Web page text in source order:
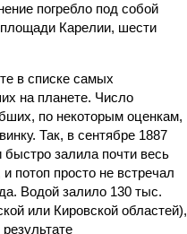
погребло под собой
Карелии, шести
в списке самых
на планете. Число
по некоторым оценкам,
Так, в сентябре 1887
залила почти весь
потоп просто не встречал
Водой залило 130 тыс.
или Кировской областей),